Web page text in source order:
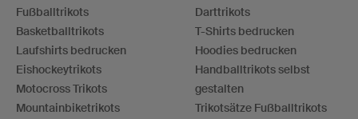
Fußballtrikots
Basketballtrikots
Laufshirts bedrucken
Eishockeytrikots
Motocross Trikots
Mountainbiketrikots
Darttrikots
T-Shirts bedrucken
Hoodies bedrucken
Handballtrikots selbst
gestalten
Trikotsätze Fußballtrikots